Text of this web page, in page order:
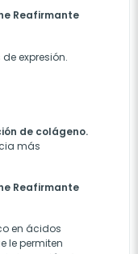
Reafirmante
expresión.
de colágeno.
más
Reafirmante
en ácidos
le permiten